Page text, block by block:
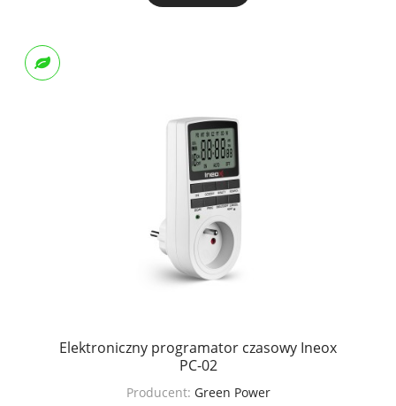
Elektroniczny programator czasowy Ineox
PC-02
Producent: Green Power